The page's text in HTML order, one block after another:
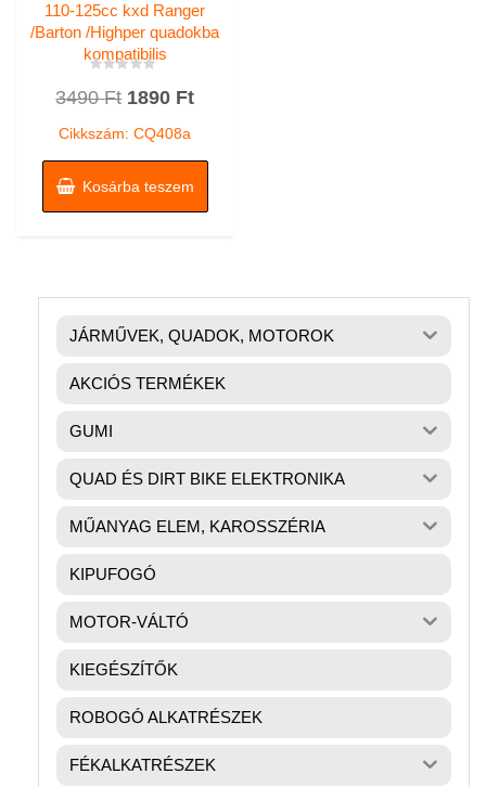
110-125cc kxd Ranger
/Barton /Highper quadokba
kompatibilis
0
3490Ft Original
price
3490 Ft.
1890 FtCurrent
Cikkszám: CQ408a
Kosárba teszem
JÁRMŰVEK, QUADOK, MOTOROK
AKCIÓS TERMÉKEK
GUMI
QUAD ÉS DIRT BIKE ELEKTRONIKA
MŰANYAG ELEM, KAROSSZÉRIA
KIPUFOGÓ
MOTOR-VÁLTÓ
KIEGÉSZÍTŐK
ROBOGÓ ALKATRÉSZEK
FÉKALKATRÉSZEK